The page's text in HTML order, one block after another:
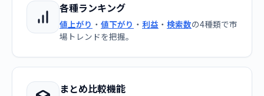
各種ランキング
値上がり ・ 値下がり ・ 利益 ・ 検索数の4種類で市
場トレンドを把握。
まとめ比較機能